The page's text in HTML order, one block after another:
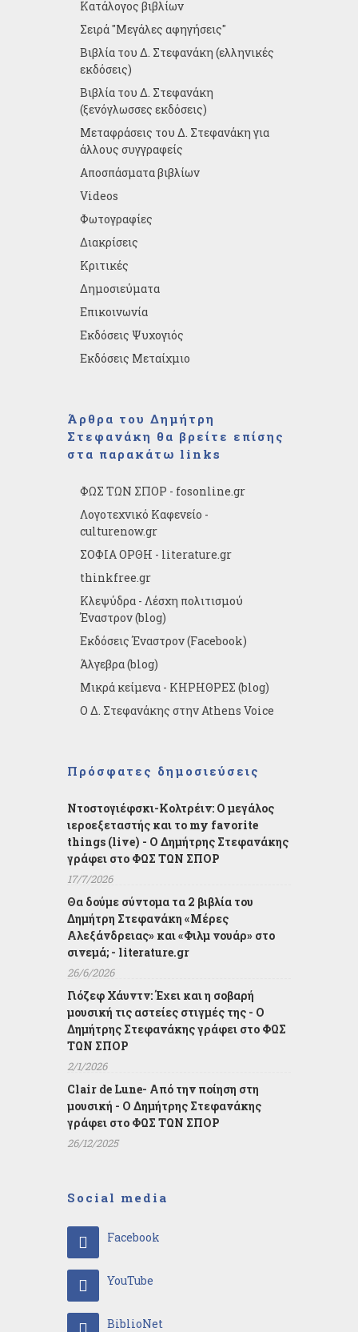
Κατάλογος βιβλίων
Σειρά "Μεγάλες αφηγήσεις"
Βιβλία του Δ. Στεφανάκη (ελληνικές
εκδόσεις)
Βιβλία του Δ. Στεφανάκη
(ξενόγλωσσες εκδόσεις)
Μεταφράσεις του Δ. Στεφανάκη για
άλλους συγγραφείς
Αποσπάσματα βιβλίων
Videos
Φωτογραφίες
Διακρίσεις
Κριτικές
Δημοσιεύματα
Επικοινωνία
Εκδόσεις Ψυχογιός
Εκδόσεις Μεταίχμιο
Άρθρα του Δημήτρη
Στεφανάκη θα βρείτε επίσης
στα παρακάτω links
ΦΩΣ ΤΩΝ ΣΠΟΡ - fosonline.gr
Λογοτεχνικό Καφενείο -
culturenow.gr
ΣΟΦΙΑ ΟΡΘΗ - literature.gr
thinkfree.gr
Κλεψύδρα - Λέσχη πολιτισμού
Έναστρον (blog)
Εκδόσεις Έναστρον (Facebook)
Άλγεβρα (blog)
Μικρά κείμενα - ΚΗΡΗΘΡΕΣ (blog)
Ο Δ. Στεφανάκης στην Athens Voice
Πρόσφατες δημοσιεύσεις
Ντοστογιέφσκι-Κολτρέιν: Ο μεγάλος
ιεροεξεταστής και το my favorite
things (live) - Ο Δημήτρης Στεφανάκης
γράφει στο ΦΩΣ ΤΩΝ ΣΠΟΡ
17/7/2026
Θα δούμε σύντομα τα 2 βιβλία του
Δημήτρη Στεφανάκη «Μέρες
Αλεξάνδρειας» και «Φιλμ νουάρ» στο
σινεμά; - literature.gr
26/6/2026
Γιόζεφ Χάυντν: Έχει και η σοβαρή
μουσική τις αστείες στιγμές της - Ο
Δημήτρης Στεφανάκης γράφει στο ΦΩΣ
ΤΩΝ ΣΠΟΡ
2/1/2026
Clair de Lune- Από την ποίηση στη
μουσική - Ο Δημήτρης Στεφανάκης
γράφει στο ΦΩΣ ΤΩΝ ΣΠΟΡ
26/12/2025
Social media
Facebook
YouTube
BiblioNet